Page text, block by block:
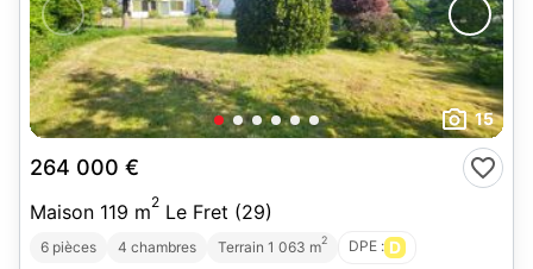
15
264 000 €
Maison 119 m2 Le Fret (29)
6 pièces 4 chambres Terrain 1 063 m2 DPE : D